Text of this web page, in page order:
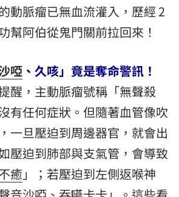
動脈瘤已無血流灌入，歷經 2
幫阿伯從鬼門關前拉回來！
啞 、久咳」竟是奪命警訊！
醒，主動脈瘤號稱「無聲殺
有任何症狀。但隨著血管像吹
一旦壓迫到周邊器官，就會出
壓迫到肺部與支氣管，會導致
癒」；若壓迫到左側返喉神